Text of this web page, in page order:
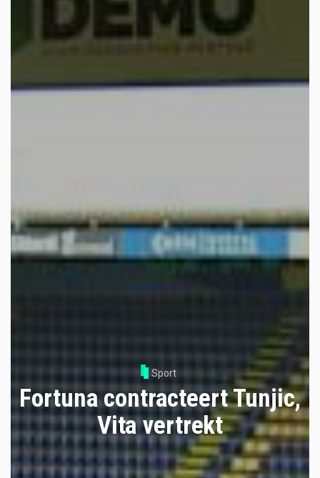
Sport
Fortuna contracteert Tunjic,
Vita vertrekt